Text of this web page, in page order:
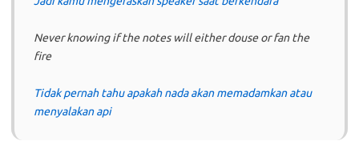
Never knowing if the notes will either douse or fan the
fire
Tidak pernah tahu apakah nada akan memadamkan atau
menyalakan api